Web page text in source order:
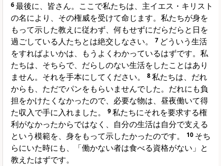
6最後に、皆さん。ここで私たちは、主イエス・キリスト
の名により、その権威を受けて命じます。私たちが身を
もって示した教えに従わず、何もせずにだらだらと日を
過ごしている人たちとは絶交しなさい。
7 どういう生活
をすればよいかは、もうよくわかっているはずです。私
たちは、そちらで、だらしのない生活をしたことはあり
ません。それを手本にしてください。
8私たちは、だれ
からも、ただでパンをもらいませんでした。だれにも負
担をかけたくなかったので、必要な物は、昼夜働いて得
た収入で手に入れました。
9私たちにそれを要求する権
利がなかったからではなく、自分の生活は自分で支える
という模範を、身をもって示したかったのです。
10 そち
らにいた時にも、「働かない者は食べる資格がない」と
教えたはずです。